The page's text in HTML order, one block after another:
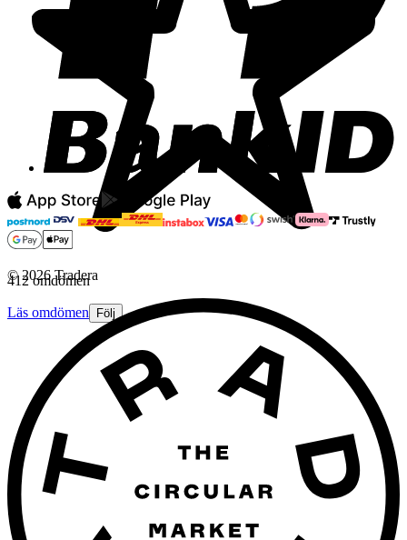
412 omdömen
Läs omdömen Följ
© 2026Tradera